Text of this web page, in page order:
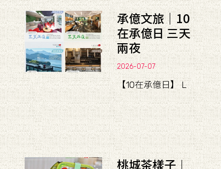
承億文旅｜10
在承億日 三天
兩夜
2026-07-07
【10在承億日】 L
桃城茶樣子︱